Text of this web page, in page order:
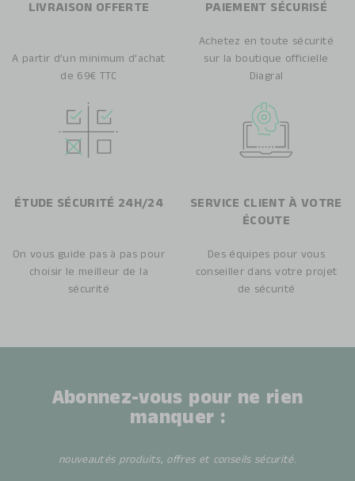
LIVRAISON OFFERTE
A partir d’un minimum d’achat
de 69€ TTC
PAIEMENT SÉCURISÉ
Achetez en toute sécurité
sur la boutique officielle
Diagral
ÉTUDE SÉCURITÉ 24H/24
On vous guide pas à pas pour
choisir le meilleur de la
sécurité
SERVICE CLIENT À VOTRE
ÉCOUTE
Des équipes pour vous
conseiller dans votre projet
de sécurité
Abonnez-vous pour ne rien
manquer :
nouveautés produits, offres et conseils sécurité.